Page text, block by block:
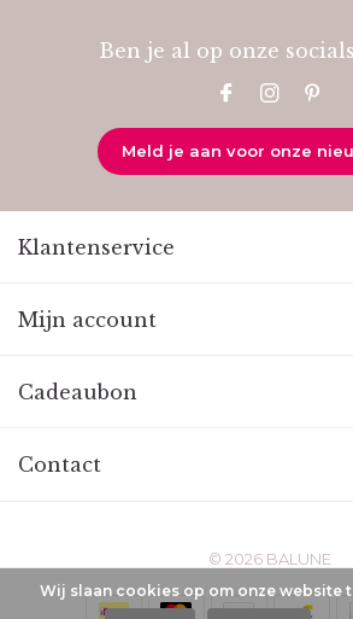
Ben je al op onze
Meld je aan voor onze
Klantenservice
Mijn account
Cadeaubon
Contact
© 2026 BALUNE
Wij slaan cookies op om onze website